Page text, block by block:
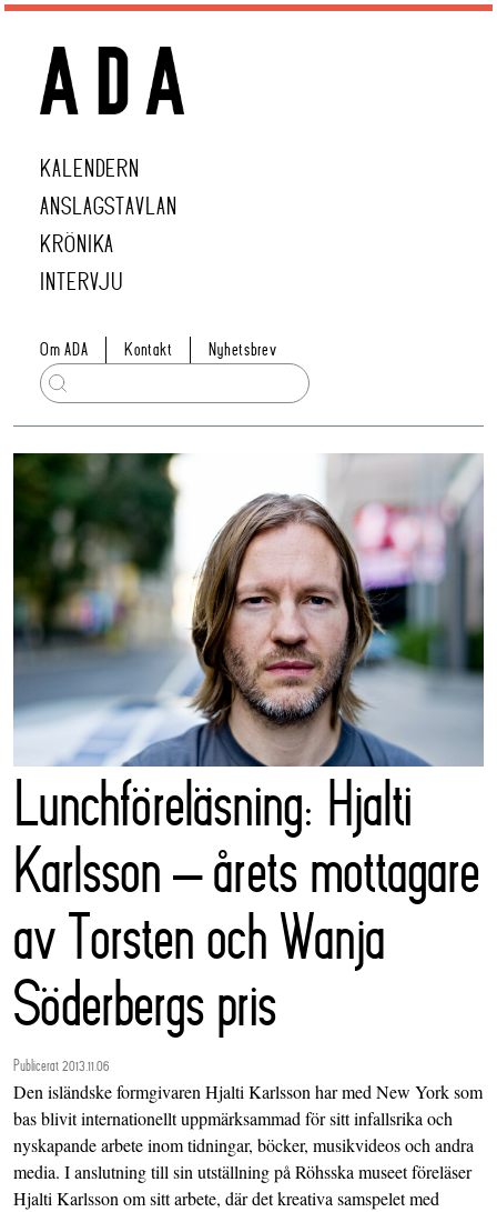
KALENDERN
ANSLAGSTAVLAN
KRÖNIKA
INTERVJU
Om ADA Kontakt Nyhetsbrev
Lunchföreläsning: Hjalti
Karlsson – årets mottagare
av Torsten och Wanja
Söderbergs pris
Publicerat 2013.11.06
Den isländske formgivaren Hjalti Karlsson har med New York som
bas blivit internationellt uppmärksammad för sitt infallsrika och
nyskapande arbete inom tidningar, böcker, musikvideos och andra
media. I anslutning till sin utställning på Röhsska museet föreläser
Hjalti Karlsson om sitt arbete, där det kreativa samspelet med